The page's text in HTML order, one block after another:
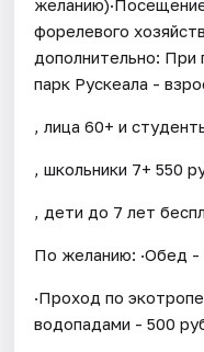
форелевого
дополнительно: При
парк Рускеала -
, лица 60+ и
, школьники 7+ 550
, дети до 7 лет
По желанию: ·Обед -
·Проход по
водопадами - 500